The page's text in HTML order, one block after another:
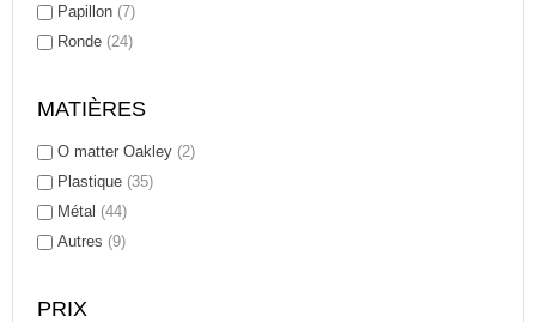
Papillon (7)
Ronde (24)
MATIÈRES
O matter Oakley (2)
Plastique (35)
Métal (44)
Autres (9)
PRIX